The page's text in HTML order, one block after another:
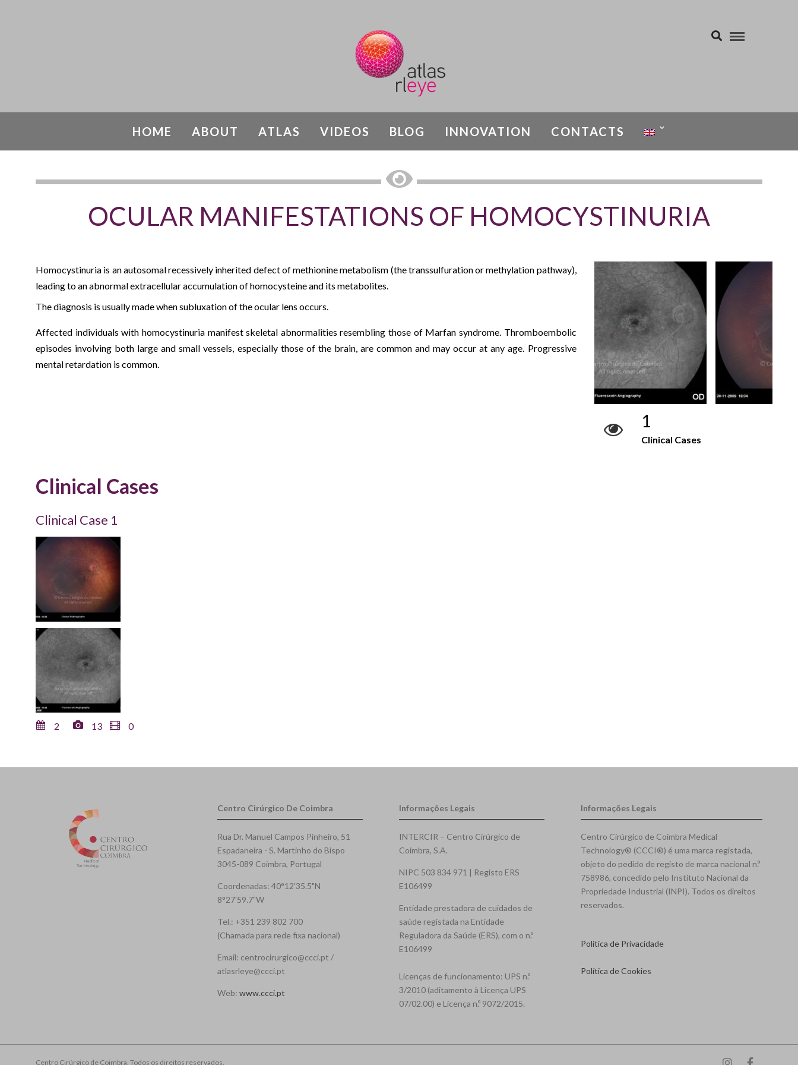
HOME ABOUT ATLAS VIDEOS BLOG INNOVATION CONTACTS
OCULAR MANIFESTATIONS OF HOMOCYSTINURIA
Homocystinuria is an autosomal recessively inherited defect of methionine metabolism (the transsulfuration or methylation pathway),
leading to an abnormal extracellular accumulation of homocysteine and its metabolites.
The diagnosis is usually made when subluxation of the ocular lens occurs.
Affected individuals with homocystinuria manifest skeletal abnormalities resembling those of Marfan syndrome. Thromboembolic
episodes involving both large and small vessels, especially those of the brain, are common and may occur at any age. Progressive
mental retardation is common.
1
Clinical Cases
Clinical Cases
Clinical Case 1
2 13 0
Centro Cirúrgico De Coimbra
Rua Dr. Manuel Campos Pinheiro, 51
Espadaneira - S. Martinho do Bispo
3045-089 Coimbra, Portugal
Coordenadas: 40°12'35.5"N
8°27'59.7"W
Tel.: +351 239 802 700
(Chamada para rede fixa nacional)
Email: centrocirurgico@ccci.pt /
atlasrleye@ccci.pt
Web: www.ccci.pt
Informações Legais
INTERCIR – Centro Cirúrgico de
Coimbra, S.A.
NIPC 503 834 971 | Registo ERS
E106499
Entidade prestadora de cuidados de
saúde registada na Entidade
Reguladora da Saúde (ERS), com o n.º
E106499
Licenças de funcionamento: UPS n.º
3/2010 (aditamento à Licença UPS
07/02.00) e Licença n.º 9072/2015.
Informações Legais
Centro Cirúrgico de Coimbra Medical
Technology® (CCCI®) é uma marca registada,
objeto do pedido de registo de marca nacional n.º
758986, concedido pelo Instituto Nacional da
Propriedade Industrial (INPI). Todos os direitos
reservados.
Política de Privacidade
Política de Cookies
Centro Cirúrgico de Coimbra. Todos os direitos reservados.